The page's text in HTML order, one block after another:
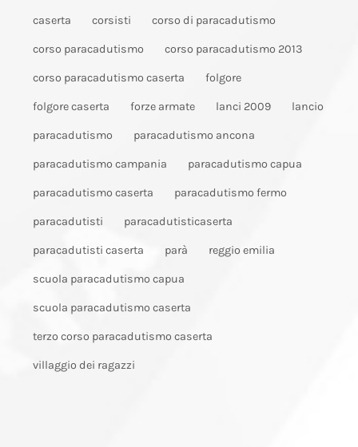
caserta corsisti corso di paracadutismo
corso paracadutismo corso paracadutismo 2013
corso paracadutismo caserta folgore
folgore caserta forze armate lanci 2009 lancio
paracadutismo paracadutismo ancona
paracadutismo campania paracadutismo capua
paracadutismo caserta paracadutismo fermo
paracadutisti paracadutisticaserta
paracadutisti caserta parà reggio emilia
scuola paracadutismo capua
scuola paracadutismo caserta
terzo corso paracadutismo caserta
villaggio dei ragazzi